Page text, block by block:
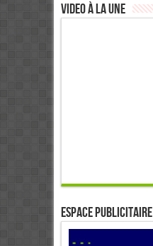
Video à la Une
ESPACE PUBLICITAIRE